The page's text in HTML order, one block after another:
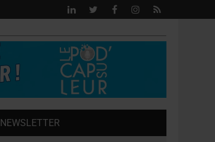
NEWSLETTER